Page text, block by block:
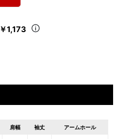
￥1,173
肩幅 袖丈 アームホール